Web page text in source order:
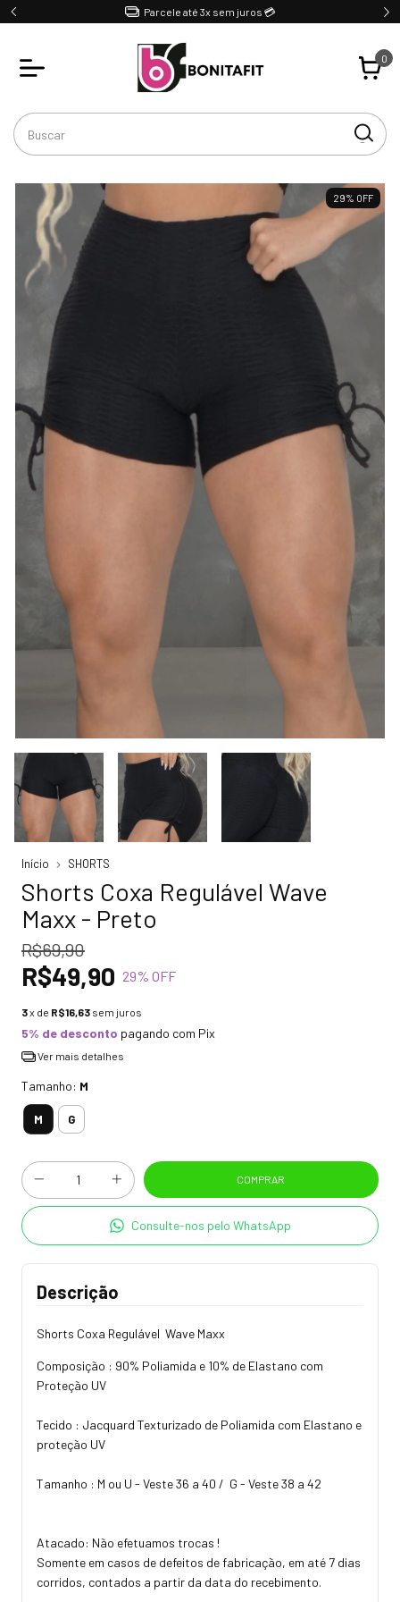
Parcele até 3x sem juros 💳
0
29% OFF
Início SHORTS
Shorts Coxa Regulável Wave
Maxx - Preto
R$69,90
R$49,90 29% OFF
3x de R$16,63 sem juros
5% de desconto pagando com Pix
Ver mais detalhes
Tamanho: M
M G
Consulte-nos pelo WhatsApp
Descrição
Shorts Coxa Regulável Wave Maxx
Composição : 90% Poliamida e 10% de Elastano com
Proteção UV
Tecido : Jacquard Texturizado de Poliamida com Elastano e
proteção UV
Tamanho : M ou U - Veste 36 a 40 / G - Veste 38 a 42
Atacado: Não efetuamos trocas !
Somente em casos de defeitos de fabricação, em até 7 dias
corridos, contados a partir da data do recebimento.